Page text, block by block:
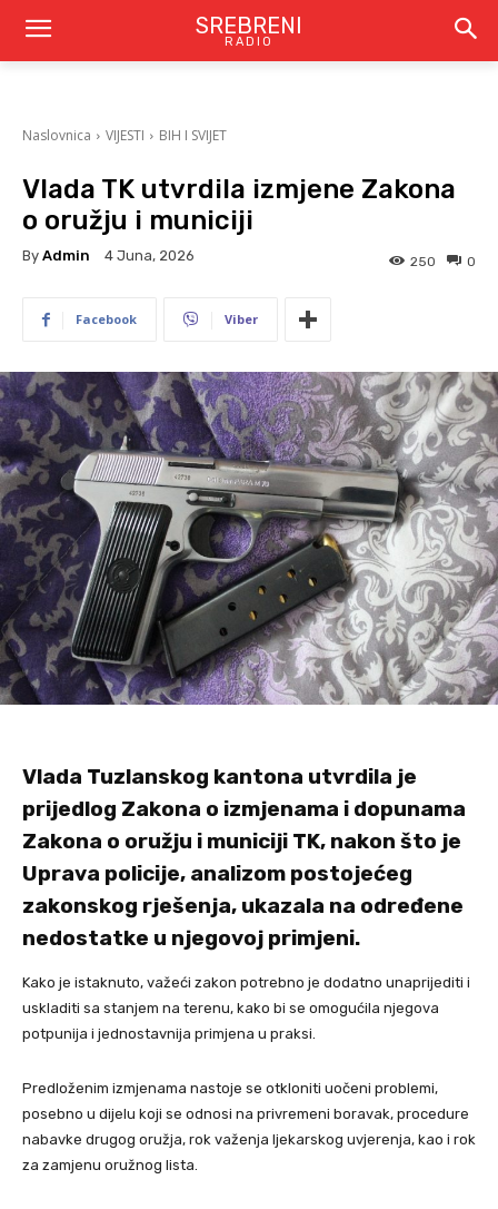
SREBRENI
RADIO
Naslovnica VIJESTI BIH I SVIJET
Vlada TK utvrdila izmjene Zakona
o oružju i municiji
By Admin 4 Juna, 2026 0
250
Facebook Viber
Vlada Tuzlanskog kantona utvrdila je
prijedlog Zakona o izmjenama i dopunama
Zakona o oružju i municiji TK, nakon što je
Uprava policije, analizom postojećeg
zakonskog rješenja, ukazala na određene
nedostatke u njegovoj primjeni.
Kako je istaknuto, važeći zakon potrebno je dodatno unaprijediti i
uskladiti sa stanjem na terenu, kako bi se omogućila njegova
potpunija i jednostavnija primjena u praksi.
Predloženim izmjenama nastoje se otkloniti uočeni problemi,
posebno u dijelu koji se odnosi na privremeni boravak, procedure
nabavke drugog oružja, rok važenja ljekarskog uvjerenja, kao i rok
za zamjenu oružnog lista.